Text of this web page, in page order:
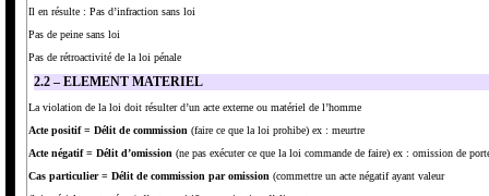
Il en résulte : Pas d’infraction sans loi
Pas de peine sans loi
Pas de rétroactivité de la loi pénale
2.2 – ELEMENT MATERIEL
La violation de la loi doit résulter d’un acte externe ou matériel de l’homme
Acte positif = Délit de commission (faire ce que la loi prohibe) ex : meurtre
Acte négatif = Délit d’omission (ne pas exécuter ce que la loi commande de faire) ex : omission de
Cas particulier = Délit de commission par omission (commettre un acte négatif ayant valeur